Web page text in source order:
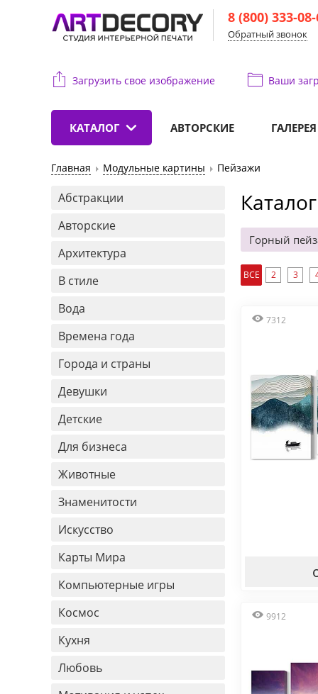
8 (800) 333-
Обратный звонок
Загрузить свое изображение Ваши
КАТАЛОГ АВТОРСКИЕ ГАЛЕРЕЯ
Главная Модульные картины Пейзажи
Абстракции
Авторские
Архитектура
В стиле
Вода
Времена года
Города и страны
Девушки
Детские
Для бизнеса
Животные
Знаменитости
Искусство
Карты Мира
Компьютерные игры
Космос
Кухня
Любовь
Горный
ВСЕ 2 3
7312
9912